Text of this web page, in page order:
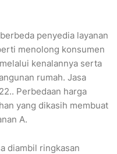
penyedia layanan
menolong konsumen
kenalannya serta
rumah. Jasa
Perbedaan harga
yang dikasih membuat
A.
diambil ringkasan